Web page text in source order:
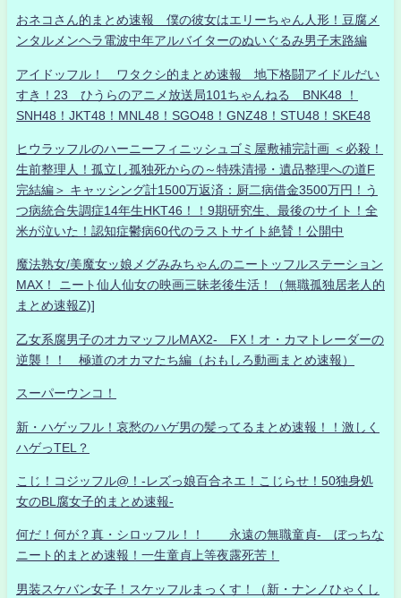
おネコさん的まとめ速報 僕の彼女はエリーちゃん人形！豆腐メ
ンタルメンヘラ電波中年アルバイターのぬいぐるみ男子末路編
アイドッフル！ ワタクシ的まとめ速報 地下格闘アイドルだい
すき！23 ひうらのアニメ放送局101ちゃんねる BNK48 ！
SNH48！JKT48！MNL48！SGO48！GNZ48！STU48！SKE48
ヒウラッフルのハーニーフィニッシュゴミ屋敷補完計画 ＜必殺！
生前整理人！孤立し孤独死からの～特殊清掃・遺品整理への道F
完結編＞ キャッシング計1500万返済：厨二病借金3500万円！う
つ病統合失調症14年生HKT46！！9期研究生、最後のサイト！全
米が泣いた！認知症鬱病60代のラストサイト絶賛！公開中
魔法熟女/美魔女ッ娘メグみみちゃんのニートッフルステーション
MAX！ ニート仙人仙女の映画三昧老後生活！（無職孤独居老人的
まとめ速報Z)]
乙女系腐男子のオカマッフルMAX2- FX！オ・カマトレーダーの
逆襲！！ 極道のオカマたち編（おもしろ動画まとめ速報）
スーパーウンコ！
新・ハゲッフル！哀愁のハゲ男の髪ってるまとめ速報！！激しく
ハゲっTEL？
こじ！コジッフル@！-レズっ娘百合ネエ！こじらせ！50独身処
女のBL腐女子的まとめ速報-
何だ！何が？真・シロッフル！！ 永遠の無職童貞- ぼっちな
ニート的まとめ速報！一生童貞上等夜露死苦！
男装スケバン女子！スケッフルまっくす！（新・ナンノひゃくし